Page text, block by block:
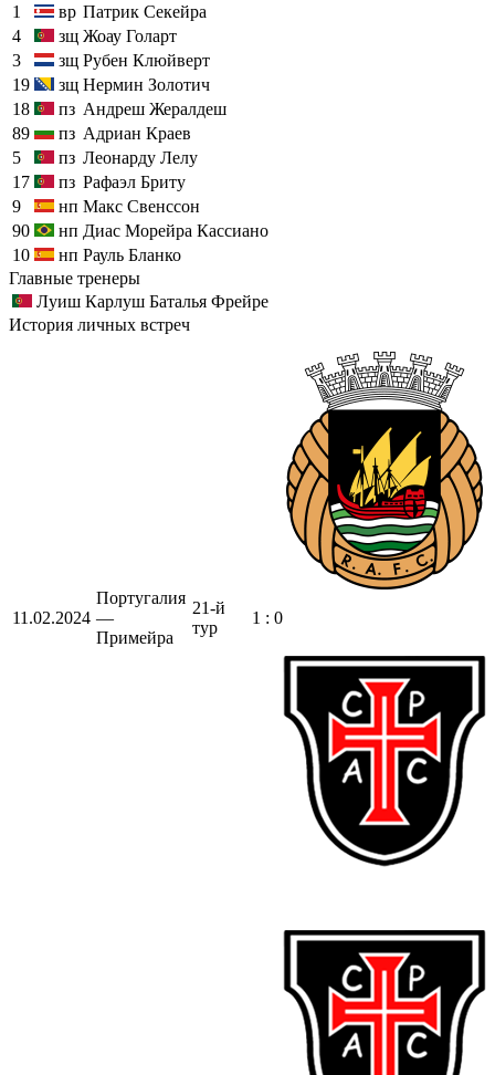
1
вр Патрик Секейра
4
зщ Жоау Голарт
3
зщ Рубен Клюйверт
19
зщ Нермин Золотич
18
пз Андреш Жералдеш
89
пз Адриан Краев
5
пз Леонарду Лелу
17
пз Рафаэл Бриту
9
нп Макс Свенссон
90
нп Диас Морейра Кассиано
10
нп Рауль Бланко
Главные тренеры
Луиш Карлуш Баталья Фрейре
История личных встреч
11.02.2024
Португалия
—
Примейра
21-й
тур
1 : 0